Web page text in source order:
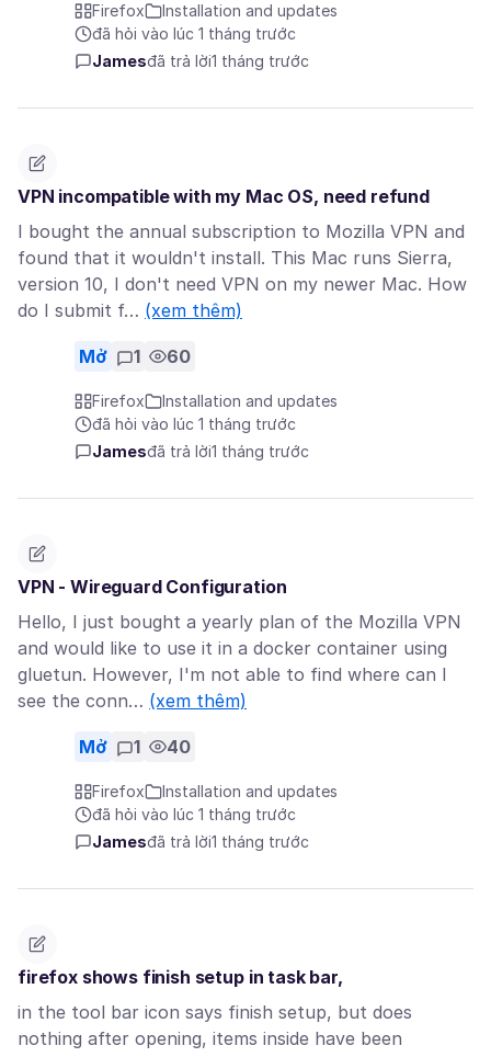
Firefox
Installation and updates
đã hỏi vào lúc 1 tháng trước
Jamesđã trả lời1 tháng trước
VPN incompatible with my Mac OS, need refund
I bought the annual subscription to Mozilla VPN and
found that it wouldn't install. This Mac runs Sierra,
version 10, I don't need VPN on my newer Mac. How
do I submit f… (xem thêm)
Mở 1 60
Firefox
Installation and updates
đã hỏi vào lúc 1 tháng trước
Jamesđã trả lời1 tháng trước
VPN - Wireguard Configuration
Hello, I just bought a yearly plan of the Mozilla VPN
and would like to use it in a docker container using
gluetun. However, I'm not able to find where can I
see the conn… (xem thêm)
Mở 1 40
Firefox
Installation and updates
đã hỏi vào lúc 1 tháng trước
Jamesđã trả lời1 tháng trước
firefox shows finish setup in task bar,
in the tool bar icon says finish setup, but does
nothing after opening, items inside have been